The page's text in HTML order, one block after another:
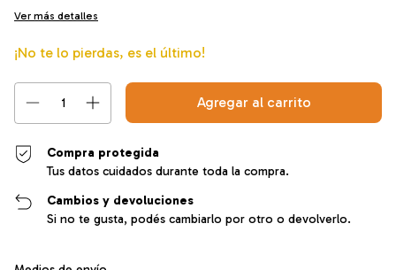
Ver más detalles
¡No te lo pierdas, es el último!
Compra protegida
Tus datos cuidados durante toda la compra.
Cambios y devoluciones
Si no te gusta, podés cambiarlo por otro o devolverlo.
Entregas para el CP: